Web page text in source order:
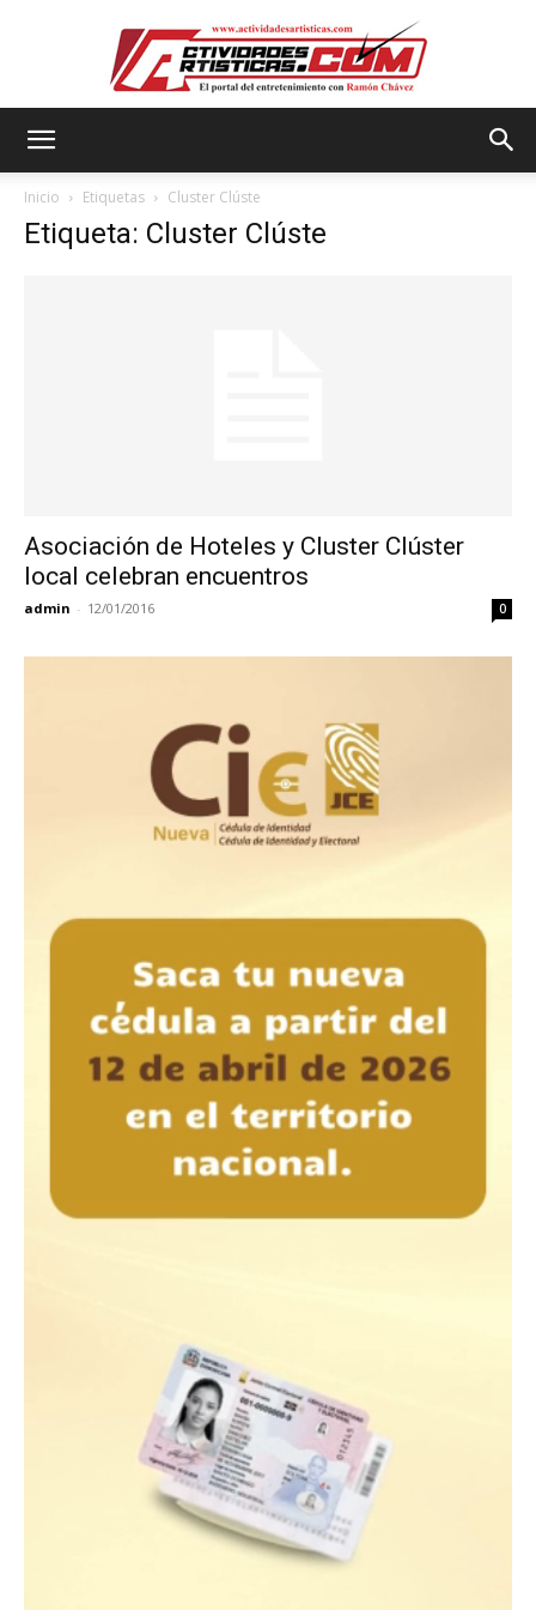
Inicio Etiquetas Cluster Clúste
Etiqueta: Cluster Clúste
Asociación de Hoteles y Cluster Clúster
local celebran encuentros
admin - 12/01/2016 0